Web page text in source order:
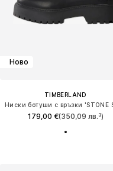
Ново
TIMBERLAND
179,00 €(350,09 лв.³)